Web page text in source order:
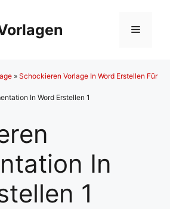
Menü
» Schockieren Vorlage In Word Erstellen Für
In Word Erstellen 1
In
1